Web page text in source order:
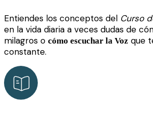
Entiendes los conceptos del Curso
en la vida diaria a veces dudas de
milagros o cómo escuchar la Voz que
constante.